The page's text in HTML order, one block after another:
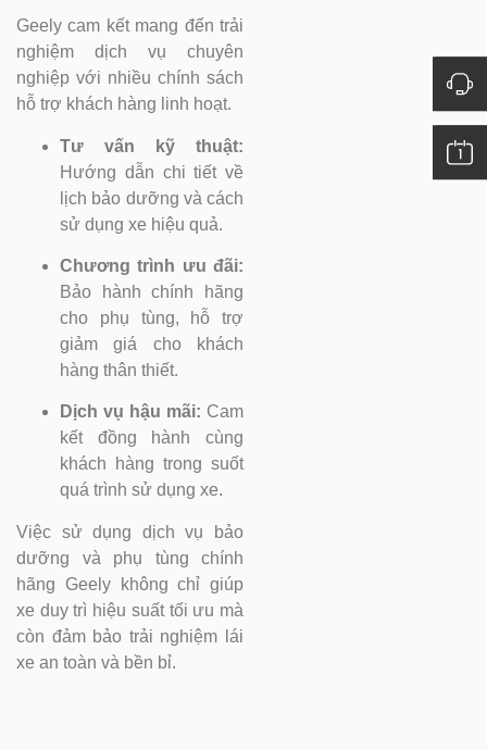
Geely cam kết mang đến trải
nghiệm dịch vụ chuyên
nghiệp với nhiều chính sách
hỗ trợ khách hàng linh hoạt.
Tư vấn kỹ thuật:
Hướng dẫn chi tiết về
lịch bảo dưỡng và cách
sử dụng xe hiệu quả.
Chương trình ưu đãi:
Bảo hành chính hãng
cho phụ tùng, hỗ trợ
giảm giá cho khách
hàng thân thiết.
Dịch vụ hậu mãi: Cam
kết đồng hành cùng
khách hàng trong suốt
quá trình sử dụng xe.
Việc sử dụng dịch vụ bảo
dưỡng và phụ tùng chính
hãng Geely không chỉ giúp
xe duy trì hiệu suất tối ưu mà
còn đảm bảo trải nghiệm lái
xe an toàn và bền bỉ.